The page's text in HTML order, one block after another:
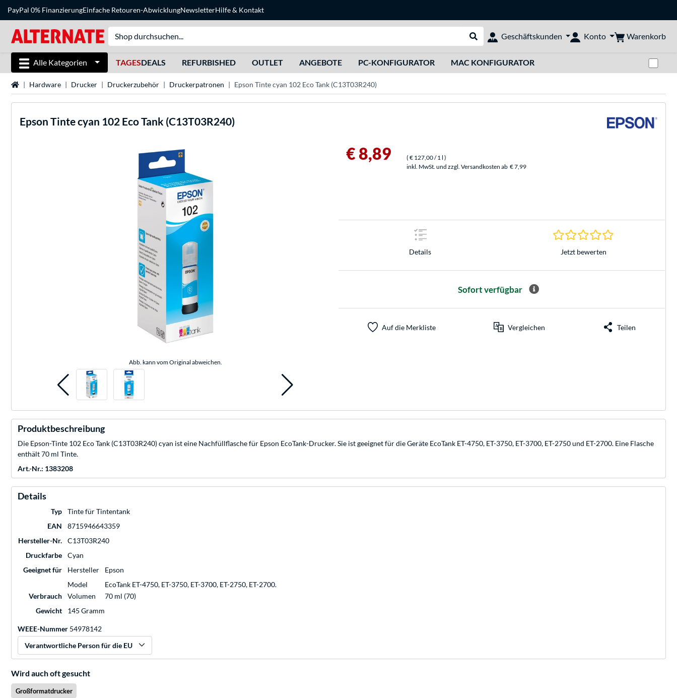
PayPal 0% FinanzierungEinfache Retouren-AbwicklungNewsletterHilfe& Kontakt
Suche durchführen
Geschäftskunden Konto Warenkorb
Alle Kategorien TAGESDEALS REFURBISHED OUTLET ANGEBOTE PC-KONFIGURATOR MAC KONFIGURATOR
StartseiteHardware Drucker Druckerzubehör Druckerpatronen Epson Tinte cyan 102 Eco Tank (C13T03R240)
Epson Tinte cyan 102 Eco Tank (C13T03R240)
Abb. kann vom Original abweichen.
€ 8,89 ( € 127,00/ 1 l )
inkl. MwSt. und zzgl. Versandkosten ab € 7,99
Details
0.0 Sterne bei 0
Jetzt bewerten
Sofort verfügbar
Auf die Merkliste Vergleichen Teilen
Produktbeschreibung
Die Epson-Tinte 102 Eco Tank (C13T03R240) cyan ist eine Nachfüllflasche für Epson EcoTank-Drucker. Sie ist geeignet für die Geräte EcoTank ET-4750, ET-3750, ET-3700, ET-2750 und ET-2700. Eine Flasche
enthält 70 ml Tinte.
Art.-Nr.: 1383208
Details
Typ
Tinte für Tintentank
EAN
8715946643359
Hersteller-Nr.
C13T03R240
Druckfarbe
Cyan
Geeignet für
Hersteller
Epson
Model
EcoTank ET-4750, ET-3750, ET-3700, ET-2750, ET-2700.
Verbrauch
Volumen
70 ml (70)
Gewicht
145 Gramm
WEEE-Nummer 54978142
Verantwortliche Person für die EU
Wird auch oft gesucht
Großformatdrucker